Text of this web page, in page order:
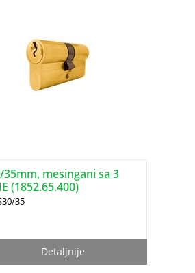
mesingani sa 3
(1852.65.400)
35
Detaljnije